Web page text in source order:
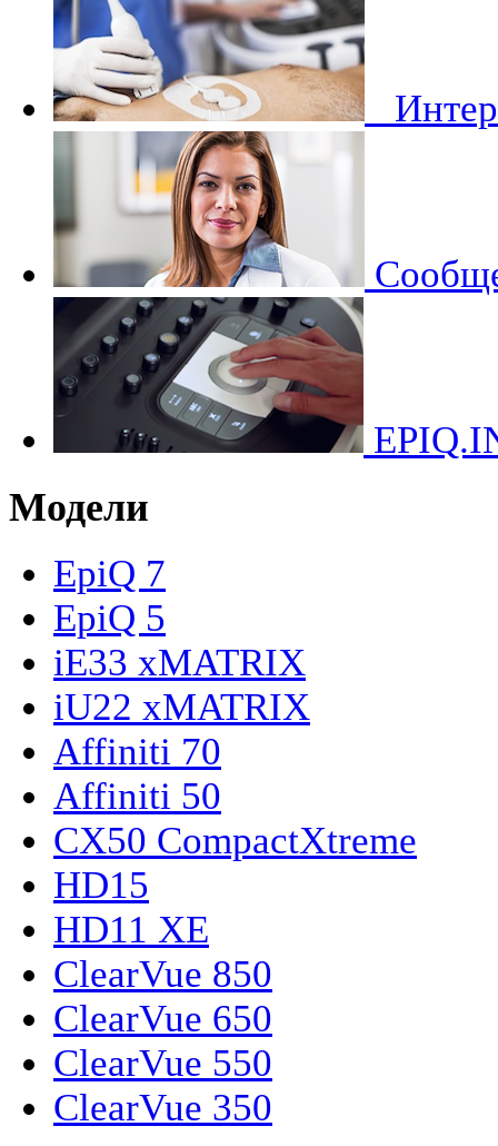
Модели
EpiQ 7
EpiQ 5
iE33 xMATRIX
iU22 xMATRIX
Affiniti 70
Affiniti 50
CX50 CompactXtreme
HD15
HD11 XE
ClearVue 850
ClearVue 650
ClearVue 550
ClearVue 350